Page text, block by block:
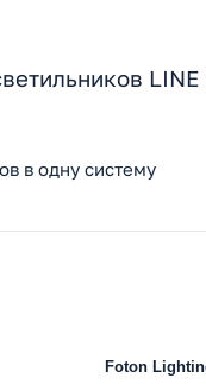
LINE
в одну систему
Foton